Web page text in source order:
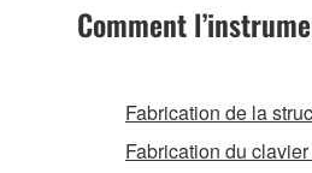
Comment
Fabrication de la
Fabrication du